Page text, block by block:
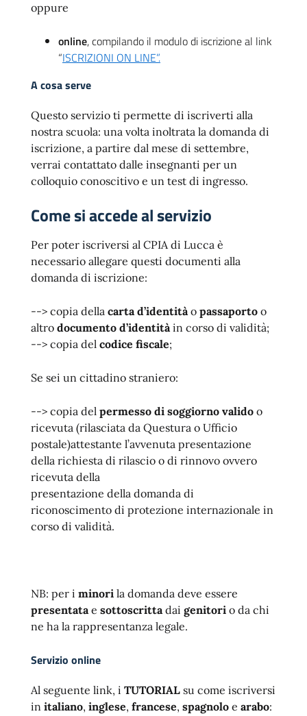
oppure
online, compilando il modulo di iscrizione al link
“ISCRIZIONI ON LINE”.
A cosa serve
Questo servizio ti permette di iscriverti alla
nostra scuola: una volta inoltrata la domanda di
iscrizione, a partire dal mese di settembre,
verrai contattato dalle insegnanti per un
colloquio conoscitivo e un test di ingresso.
Come si accede al servizio
Per poter iscriversi al CPIA di Lucca è
necessario allegare questi documenti alla
domanda di iscrizione:
--> copia della carta d’identitào passaporto o
altro documento d’identitàin corso di validità;
--> copia del codice fiscale;
Se sei un cittadino straniero:
--> copia del permesso di soggiorno valido o
ricevuta (rilasciata da Questura o Ufficio
postale)attestante l’avvenuta presentazione
della richiesta di rilascio o di rinnovo ovvero
ricevuta della
presentazione della domanda di
riconoscimento di protezione internazionale in
corso di validità.
NB: per i minori la domanda deve essere
presentatae sottoscrittadai genitori o da chi
ne ha la rappresentanza legale.
Servizio online
Al seguente link, i TUTORIAL su come iscriversi
in italiano, inglese, francese, spagnolo e arabo: